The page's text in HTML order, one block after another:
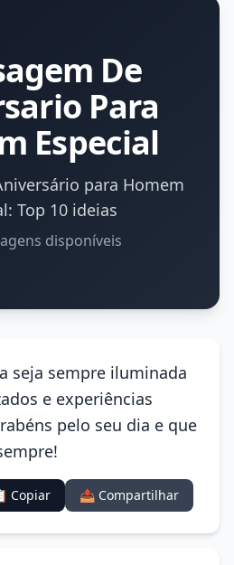
De
Para
Especial
para Homem
Top 10 ideias
disponíveis
seja sempre iluminada
e experiências
pelo seu dia e que
Copiar 📤 Compartilhar